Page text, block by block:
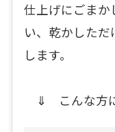
仕上げにごまか
い、乾かした
します。
⇓ こんな方